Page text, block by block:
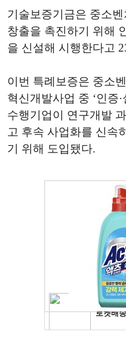
기술보증기금은 중소
창출을 촉진하기 위해
을 신설해 시행한다고
이번 특례보증은 중소
혁신개발사업 중 ‘인증
수행기업이 연구개발
고 후속 사업화를 신속
기 위해 도입됐다.